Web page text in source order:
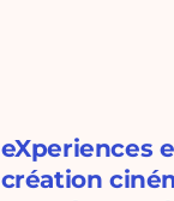
eXperiences
création